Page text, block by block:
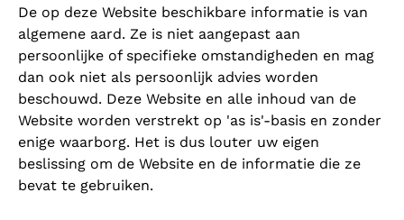
De op deze Website beschikbare informatie is van
algemene aard. Ze is niet aangepast aan
persoonlijke of specifieke omstandigheden en mag
dan ook niet als persoonlijk advies worden
beschouwd. Deze Website en alle inhoud van de
Website worden verstrekt op 'as is'-basis en zonder
enige waarborg. Het is dus louter uw eigen
beslissing om de Website en de informatie die ze
bevat te gebruiken.